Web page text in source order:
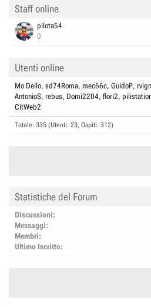
Staff online
pilota54
0
Utenti online
Mo Dello sd74Roma mec66c GuidoP
AntonioS rebus Domi2204 flori2
CitWeb2
Totale: 335 (Utenti: 23, Ospiti: 312)
Statistiche del Forum
Discussioni
Messaggi
Membri
Ultimo Iscritto